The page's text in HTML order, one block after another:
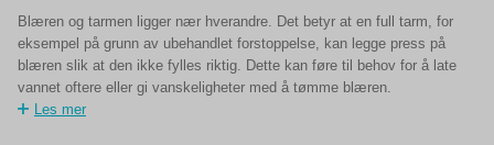
Blæren og tarmen ligger nær hverandre. Det betyr at en full tarm, for
eksempel på grunn av ubehandlet forstoppelse, kan legge press på
blæren slik at den ikke fylles riktig. Dette kan føre til behov for å late
vannet oftere eller gi vanskeligheter med å tømme blæren.
Les mer